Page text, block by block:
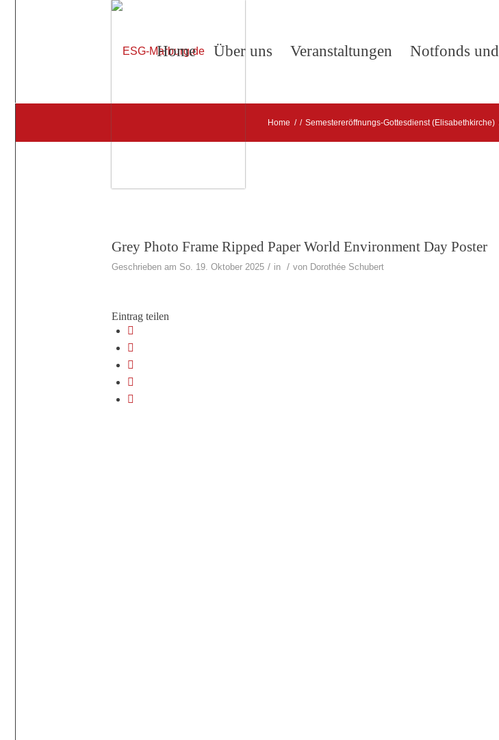
Home Über uns Veranstaltungen Notfonds
Home / / Semestereröffnungs-Gottesdienst (Elisabethkirche)
Grey Photo Frame Ripped Paper World Environment Day Poster
Geschrieben am So. 19. Oktober 2025 / in / von Dorothée Schubert
Eintrag teilen